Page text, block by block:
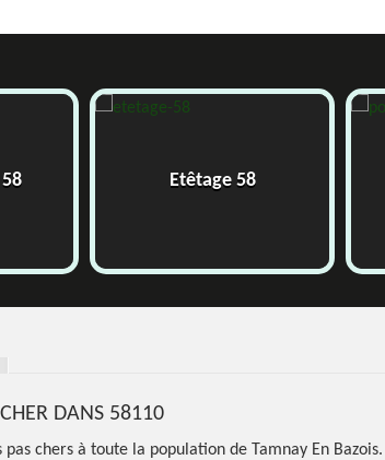
Etêtage 58
DANS 58110
chers à toute la population de Tamnay En Bazois.